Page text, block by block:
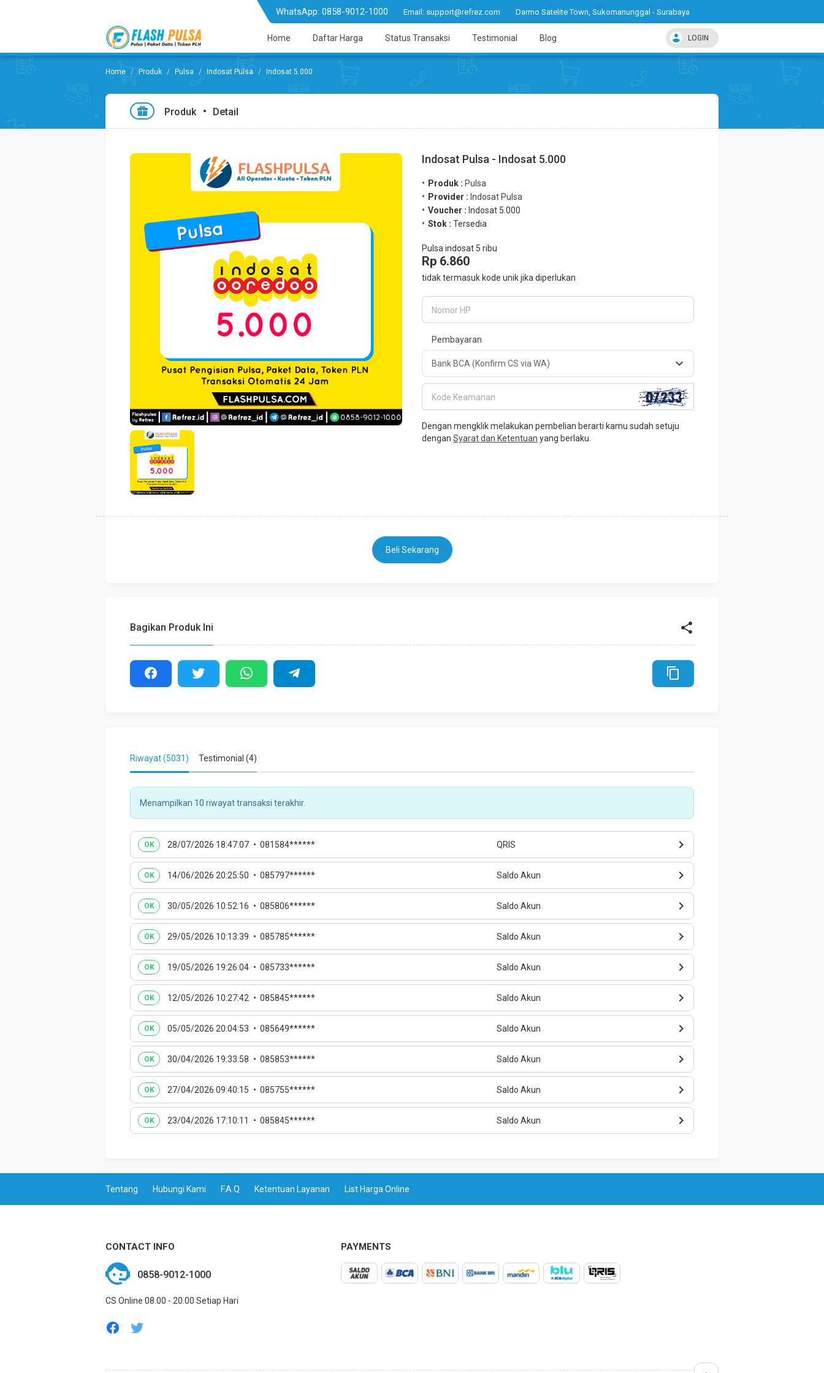
WhatsApp: 0858-9012-1000 Email: support@refrez.com Darmo Satelite Town, Sukomanunggal - Surabaya
Home Daftar Harga Status Transaksi Testimonial Blog LOGIN
Produk Pulsa Indosat Pulsa Indosat 5.000
Produk Detail
Indosat Pulsa - Indosat 5.000
Produk : Pulsa
Provider : Indosat Pulsa
Voucher : Indosat 5.000
Stok : Tersedia
Pulsa indosat 5 ribu
Rp 6.860
tidak termasuk kode unik jika diperlukan
Nomor HP
Pembayaran
Kode Keamanan
Dengan mengklik melakukan pembelian berarti kamu sudah setuju
dengan Syarat dan Ketentuan yang berlaku.
Beli Sekarang
Bagikan Produk Ini
Riwayat (5031) Testimonial (4)
Menampilkan 10 riwayat transaksi terakhir.
OK 28/07/2026 18:47:07 081584****** QRIS
OK 14/06/2026 20:25:50 085797****** Saldo Akun
OK 30/05/2026 10:52:16 085806****** Saldo Akun
OK 29/05/2026 10:13:39 085785****** Saldo Akun
OK 19/05/2026 19:26:04 085733****** Saldo Akun
OK 12/05/2026 10:27:42 085845****** Saldo Akun
OK 05/05/2026 20:04:53 085649****** Saldo Akun
OK 30/04/2026 19:33:58 085853****** Saldo Akun
OK 27/04/2026 09:40:15 085755****** Saldo Akun
OK 23/04/2026 17:10:11 085845****** Saldo Akun
Tentang Hubungi Kami F.A.Q Ketentuan Layanan List Harga Online
CONTACT INFO
0858-9012-1000
CS Online 08.00 - 20.00 Setiap Hari
PAYMENTS